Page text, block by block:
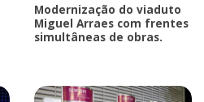
Modernização do viaduto
Miguel Arraes com frentes
simultâneas de obras.